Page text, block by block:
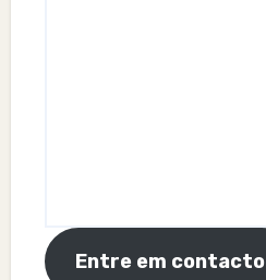
Entre em contacto